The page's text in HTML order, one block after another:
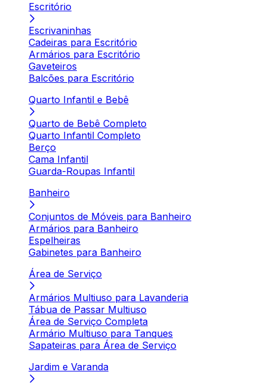
Escritório
Escrivaninhas
Cadeiras para Escritório
Armários para Escritório
Gaveteiros
Balcões para Escritório
Quarto Infantil e Bebê
Quarto de Bebê Completo
Quarto Infantil Completo
Berço
Cama Infantil
Guarda-Roupas Infantil
Banheiro
Conjuntos de Móveis para Banheiro
Armários para Banheiro
Espelheiras
Gabinetes para Banheiro
Área de Serviço
Armários Multiuso para Lavanderia
Tábua de Passar Multiuso
Área de Serviço Completa
Armário Multiuso para Tanques
Sapateiras para Área de Serviço
Jardim e Varanda